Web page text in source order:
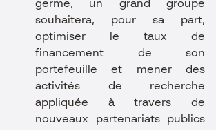
germe, un grand groupe
souhaitera, pour sa part,
optimiser le taux de
financement de son
portefeuille et mener des
activités de recherche
appliquée à travers de
nouveaux partenariats publics